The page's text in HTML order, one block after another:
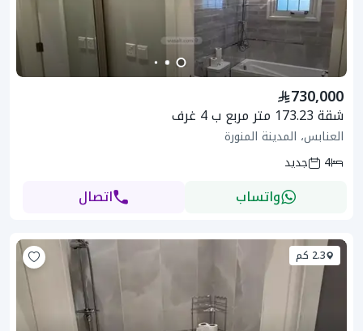
730,000
شقة 173.23 متر مربع ب 4 غرف
العنابس، المدينة المنورة
4
جديد
واتساب اتصال
2.3 كم